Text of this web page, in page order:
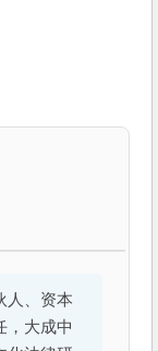
人、资本
，大成中